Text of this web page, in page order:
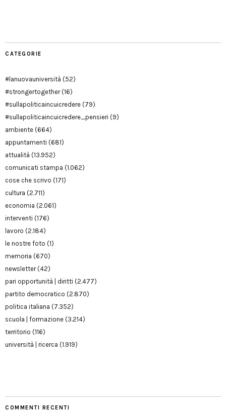
CATEGORIE
#lanuovauniversità (52)
#strongertogether(16)
#sullapoliticaincuicredere (79)
#sullapoliticaincuicredere_pensieri (9)
ambiente (664)
appuntamenti (681)
attualità (13.952)
comunicati stampa (1.062)
cose che scrivo (171)
cultura (2.711)
economia (2.061)
interventi (176)
lavoro (2.184)
le nostre foto (1)
memoria (670)
newsletter(42)
pari opportunità | diritti (2.477)
partito democratico (2.870)
politica italiana (7.352)
scuola | formazione (3.214)
territorio (116)
università | ricerca (1.919)
COMMENTI RECENTI